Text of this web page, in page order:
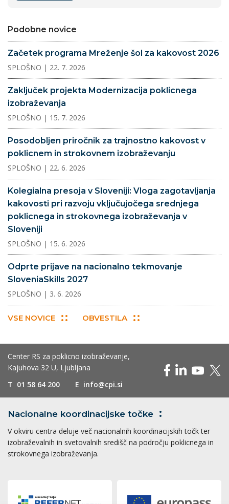
Podobne novice
Začetek programa Mreženje šol za kakovost 2026
SPLOŠNO | 22. 7. 2026
Zaključek projekta Modernizacija poklicnega
izobraževanja
SPLOŠNO | 15. 7. 2026
Posodobljen priročnik za trajnostno kakovost v
poklicnem in strokovnem izobraževanju
SPLOŠNO | 22. 6. 2026
Kolegialna presoja v Sloveniji: Vloga zagotavljanja
kakovosti pri razvoju vključujočega srednjega
poklicnega in strokovnega izobraževanja v
Sloveniji
SPLOŠNO | 15. 6. 2026
Odprte prijave na nacionalno tekmovanje
SloveniaSkills 2027
SPLOŠNO | 3. 6. 2026
VSE NOVICE OBVESTILA
Center RS za poklicno izobraževanje,
Kajuhova 32 U, Ljubljana
T 01 58 64 200 E info@cpi.si
Nacionalne koordinacijske točke
V okviru centra deluje več nacionalnih koordinacijskih točk ter
izobraževalnih in svetovalnih središč na področju poklicnega in
strokovnega izobraževanja.